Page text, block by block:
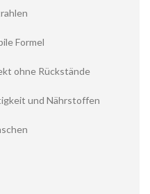
Formel
ohne Rückstände
und Nährstoffen